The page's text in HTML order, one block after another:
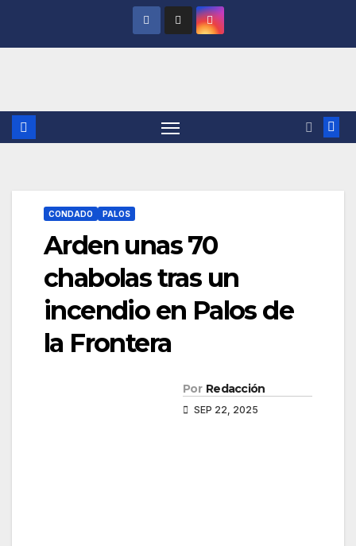
CONDADO PALOS
Arden unas 70
chabolas tras un
incendio en Palos de
la Frontera
Por Redacción
SEP 22, 2025